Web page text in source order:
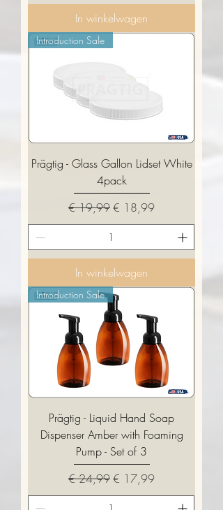
In winkelwagen
Introduction Sale
Prägtig - Glass Gallon Lidset White
4pack
Normale prijs
€ 19,99Verkoopprijs
€ 18,99
In winkelwagen
Introduction Sale
Prägtig - Liquid Hand Soap
Dispenser Amber with Foaming
Pump - Set of 3
Normale prijs
€ 24,99Verkoopprijs
€ 17,99